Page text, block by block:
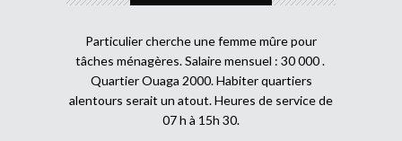
Particulier cherche une femme mûre pour
tâches ménagères. Salaire mensuel : 30 000 .
Quartier Ouaga 2000. Habiter quartiers
alentours serait un atout. Heures de service de
07 h à 15h 30.